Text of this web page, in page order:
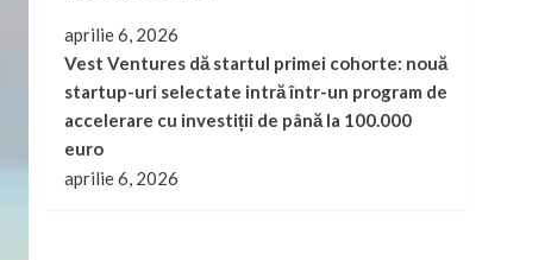
aprilie 6, 2026
Vest Ventures dă startul primei cohorte: nouă
startup-uri selectate intră într-un program de
accelerare cu investiții de până la 100.000
euro
aprilie 6, 2026